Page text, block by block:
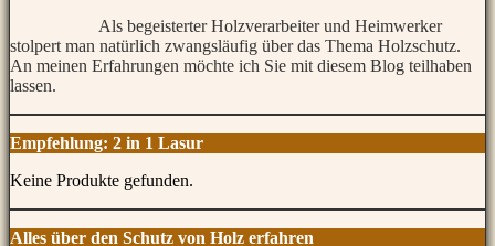
Als begeisterter Holzverarbeiter und Heimwerker
stolpert man natürlich zwangsläufig über das Thema Holzschutz.
An meinen Erfahrungen möchte ich Sie mit diesem Blog teilhaben
lassen.
Empfehlung: 2 in 1 Lasur
Keine Produkte gefunden.
Alles über den Schutz von Holz erfahren